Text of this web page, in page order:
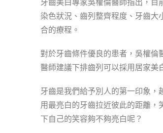
牙齒美白專家吳權倫醫師指出，
染色狀況、齒列整齊程度、牙齒
合的療程。
對於牙齒條件優良的患者，吳權倫
醫師建議下排齒列可以採用居家美
牙齒是我們給予別人的第一印象
用最亮白的牙齒拉近彼此的距離
下自己的笑容夠不夠亮白呢？